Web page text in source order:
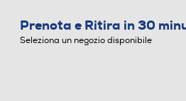
Prenota e Ritira in 30
Seleziona un negozio disponibile